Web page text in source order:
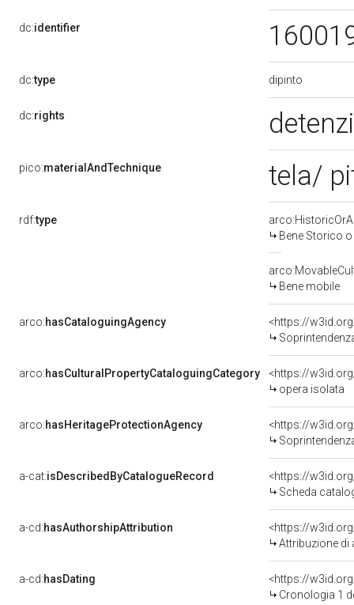
dc:identifier
dc:type dipinto
dc:rights
pico:materialAndTechnique tela/
rdf:type
Bene Storico
Bene mobile
arco:hasCataloguingAgency
<https://
arco:hasCulturalPropertyCataloguingCategory
<https://
opera isolata
arco:hasHeritageProtectionAgency
<https://
a-cat:isDescribedByCatalogueRecord
<https://
Scheda
a-cd:hasAuthorshipAttribution
Attribuzione di
a-cd:hasDating
<https://
Cronologia 1